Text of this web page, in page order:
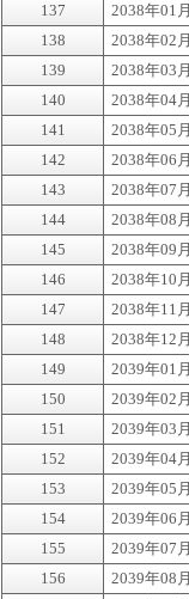
137
2038年01月
138
2038年02月
139
2038年03月
140
2038年04月
141
2038年05月
142
2038年06月
143
2038年07月
144
2038年08月
145
2038年09月
146
2038年10月
147
2038年11月
148
2038年12月
149
2039年01月
150
2039年02月
151
2039年03月
152
2039年04月
153
2039年05月
154
2039年06月
155
2039年07月
156
2039年08月